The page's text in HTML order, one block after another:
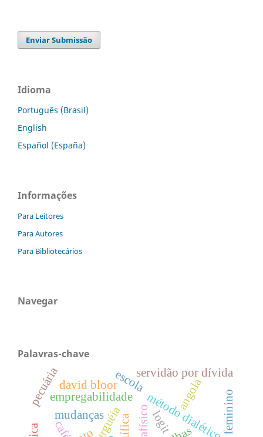
Enviar Submissão
Idioma
Português (Brasil)
English
Español (España)
Informações
Para Leitores
Para Autores
Para Bibliotecários
Navegar
Palavras-chave
método dialético
mudanças
empregabilidade angola
escola
logit
servidão por dívida
david bloor
café
pecuária